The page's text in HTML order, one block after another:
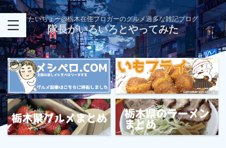
たいちょー@栃木在住ブロガーのグルメ過多な雑記ブログ
隊長がいろいろとやってみた